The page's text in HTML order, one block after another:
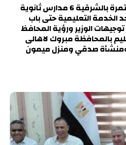
ثورة تعليمية جديدة مستمرة بالشرقية 6 مدارس ثانوية
التعليمية حتى باب
الوزير ورؤية المحافظ
بالمحافظة مبروك لاهالى
ومنشأة صدقي ومنزل ميمون